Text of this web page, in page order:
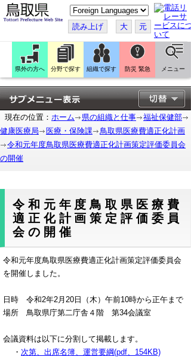
こ
の
ペ
ー
ジ
翻
訳
す
る
読み上げ 大 元
県外の方へ 分野で探す 組織で探す 防災 緊急 メニュー
現在の位置： ホーム 県の組織と仕事
福祉保健部
健康医療局
医療・保険課
鳥取県医療費適正化計画
令和元年度鳥取県医療費適正化計画策定評価委員会
の開催
令和元年度鳥取県医療費
適正化計画策定評価委員
会の開催
令和元年度鳥取県医療費適正化計画策定評価委員会
を開催しました。
日時 令和2年2月20日（木）午前10時から正午まで
場所 鳥取県庁第二庁舎４階 第34会議室
会議資料は以下に分割して掲載します。
・ 次第、出席名簿、運営要綱(pdf、154KB)